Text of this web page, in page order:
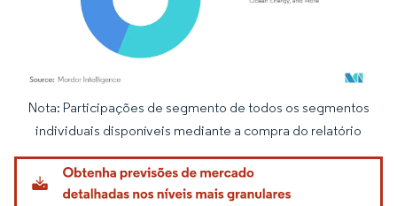
Imagem © Mordor Intelligence. O reuso requer atribuição conforme CC BY 4.0.
Nota: Participações de segmento de todos os segmentos
individuais disponíveis mediante a compra do relatório